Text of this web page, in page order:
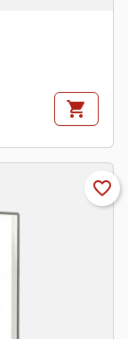
shopping_cart
favorite_border